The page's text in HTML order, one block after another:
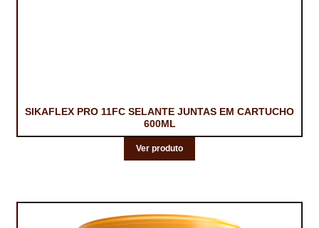
SIKAFLEX PRO 11FC SELANTE JUNTAS EM CARTUCHO
600ML
Ver produto